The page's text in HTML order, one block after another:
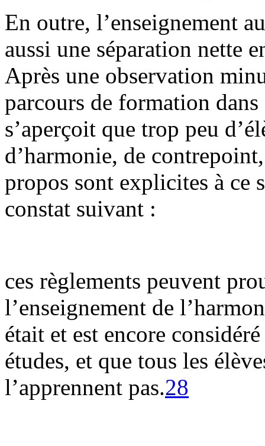
En outre, l’enseignement
aussi une séparation nette
Après une observation
parcours de formation
s’aperçoit que trop peu
d’harmonie, de
propos sont explicites à ce
constat suivant :
ces règlements peuvent
l’enseignement de
était et est encore
études, et que tous les
l’apprennent pas.28